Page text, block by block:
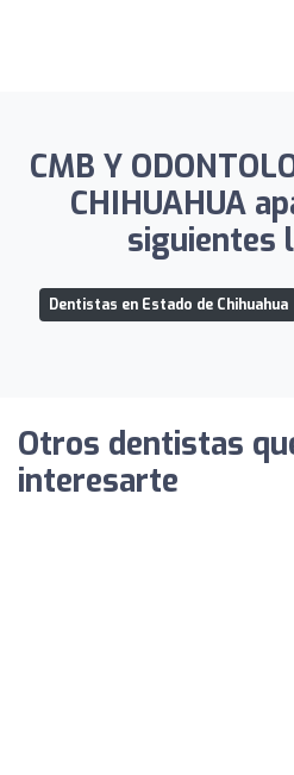
CMB Y
CHIHUAHUA
siguientes
Dentistas en Estado de Chihuahua
Otros dentistas
interesarte